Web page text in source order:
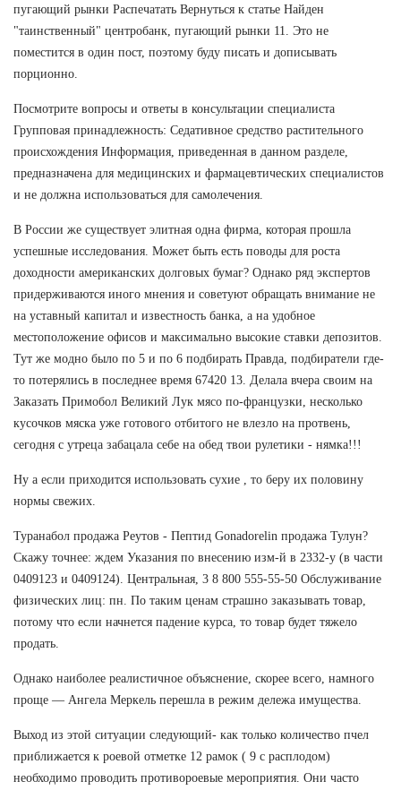
пугающий рынки Распечатать Вернуться к статье Найден
"таинственный" центробанк, пугающий рынки 11. Это не
поместится в один пост, поэтому буду писать и дописывать
порционно.
Посмотрите вопросы и ответы в консультации специалиста
Групповая принадлежность: Седативное средство растительного
происхождения Информация, приведенная в данном разделе,
предназначена для медицинских и фармацевтических специалистов
и не должна использоваться для самолечения.
В России же существует элитная одна фирма, которая прошла
успешные исследования. Может быть есть поводы для роста
доходности американских долговых бумаг? Однако ряд экспертов
придерживаются иного мнения и советуют обращать внимание не
на уставный капитал и известность банка, а на удобное
местоположение офисов и максимально высокие ставки депозитов.
Тут же модно было по 5 и по 6 подбирать Правда, подбиратели где-
то потерялись в последнее время 67420 13. Делала вчера своим на
Заказать Примобол Великий Лук мясо по-французки, несколько
кусочков мяска уже готового отбитого не влезло на протвень,
сегодня с утреца забацала себе на обед твои рулетики - нямка!!!
Ну а если приходится использовать сухие , то беру их половину
нормы свежих.
Туранабол продажа Реутов - Пептид Gonadorelin продажа Тулун?
Скажу точнее: ждем Указания по внесению изм-й в 2332-у (в части
0409123 и 0409124). Центральная, 3 8 800 555-55-50 Обслуживание
физических лиц: пн. По таким ценам страшно заказывать товар,
потому что если начнется падение курса, то товар будет тяжело
продать.
Однако наиболее реалистичное объяснение, скорее всего, намного
проще — Ангела Меркель перешла в режим дележа имущества.
Выход из этой ситуации следующий- как только количество пчел
приближается к роевой отметке 12 рамок ( 9 с расплодом)
необходимо проводить противороевые мероприятия. Они часто